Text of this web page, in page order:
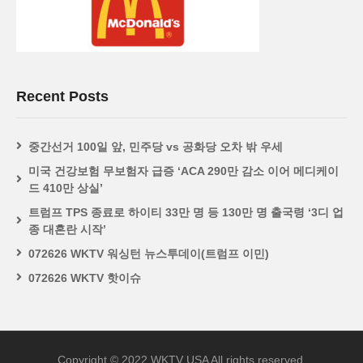
Recent Posts
중간선거 100일 앞, 민주당 vs 공화당 오차 밖 우세
미국 건강보험 무보험자 급증 ‘ACA 290만 감소 이어 메디케이
드 410만 상실’
트럼프 TPS 종료로 하이티 33만 명 등 130만 명 출국령 ‘3디 업
종 대혼란 시작’
072626 WKTV 워싱턴 뉴스투데이(트럼프 이민)
072626 WKTV 핫이슈
Copyright © 2022 WKTV USA All rights reserved.